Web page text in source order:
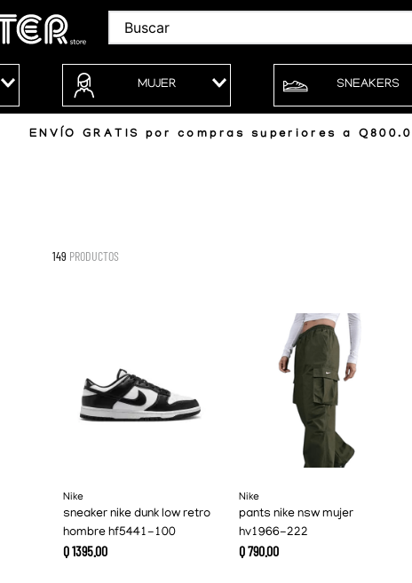
Buscar
MUJER SNEAKERS
ENVÍO GRATIS por compras superiores a
149 PRODUCTOS
Nike
sneaker nike dunk low retro
hombre hf5441-100
Q139500
Nike
pants nike nsw mujer
hv1966-222
Q79000